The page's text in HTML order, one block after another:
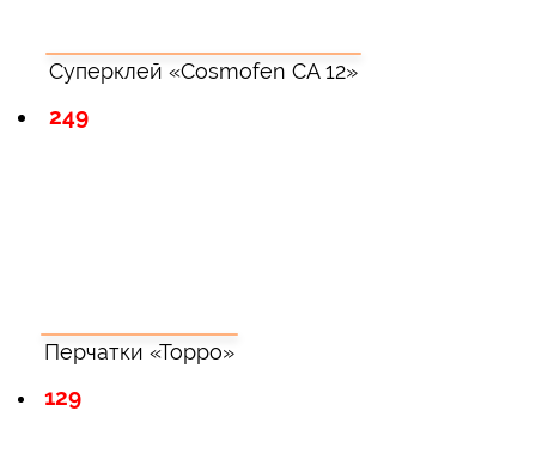
Суперклей «Cosmofen CA 12»
249
Перчатки «Торро»
129